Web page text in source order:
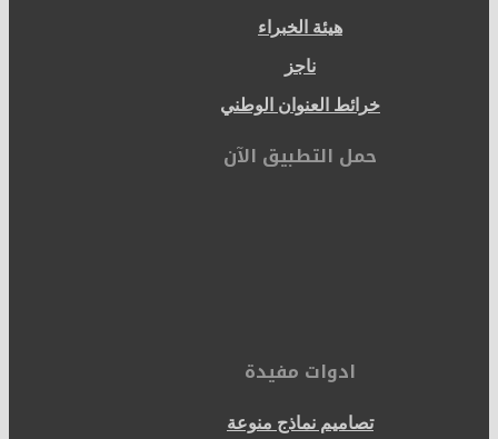
هيئة الخبراء
ناجز
خرائط العنوان الوطني
حمل التطبيق الآن
ادوات مفيدة
تصاميم نماذج منوعة